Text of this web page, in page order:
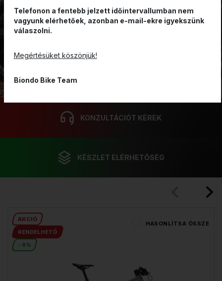
MUTASD A KERÉKPÁRT
KÉSZLET ELÉRHETŐSÉG
KONZULTÁCIÓT KÉREK
AKCIÓ
RENDELHETŐ
- 6%
HASONLÍTSA ÖSSZE
Telefonon a fentebb jelzett időintervallumban nem
vagyunk elérhetőek, azonban e-mail-ekre igyekszünk
válaszolni.
Megértésüket köszönjük!
Biondo Bike Team